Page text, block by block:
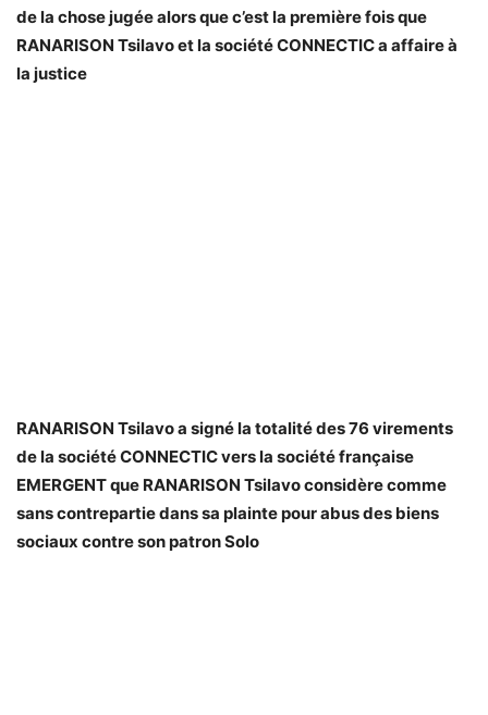
de la chose jugée alors que c’est la première fois que
RANARISON Tsilavo et la société CONNECTIC a affaire à
la justice
RANARISON Tsilavo a signé la totalité des 76 virements
de la société CONNECTIC vers la société française
EMERGENT que RANARISON Tsilavo considère comme
sans contrepartie dans sa plainte pour abus des biens
sociaux contre son patron Solo